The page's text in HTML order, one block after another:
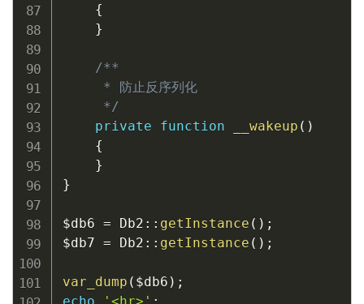
{
}
/**
     * 防止反序列化
     */
private
function __wakeup ( )
{
}
}
$db6 = Db2 :: getInstance ( ) ;
$db7 = Db2 :: getInstance ( ) ;
var_dump ( $db6 ) ;